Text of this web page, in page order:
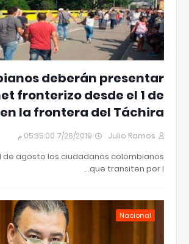
deberán presentar
fronterizo desde el 1 de
la frontera del Táchira
Julio Ramos 7/26/2019 05:35:00 م
de agosto los ciudadanos colombianos
que transiten por l…
Nacional